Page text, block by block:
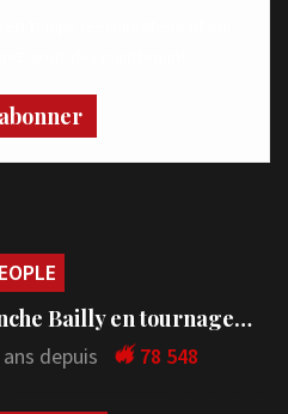
Bailly en tournage…
ans depuis 78 548